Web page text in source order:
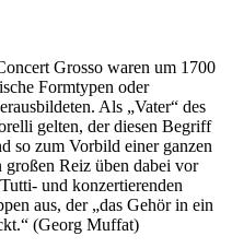
Grosso waren um 1700
Formtypen oder
Als „Vater“ des
gelten, der diesen Begriff
so zum Vorbild einer ganzen
Reiz üben dabei vor
und konzertierenden
aus, der „das Gehör in ein
(Georg Muffat)